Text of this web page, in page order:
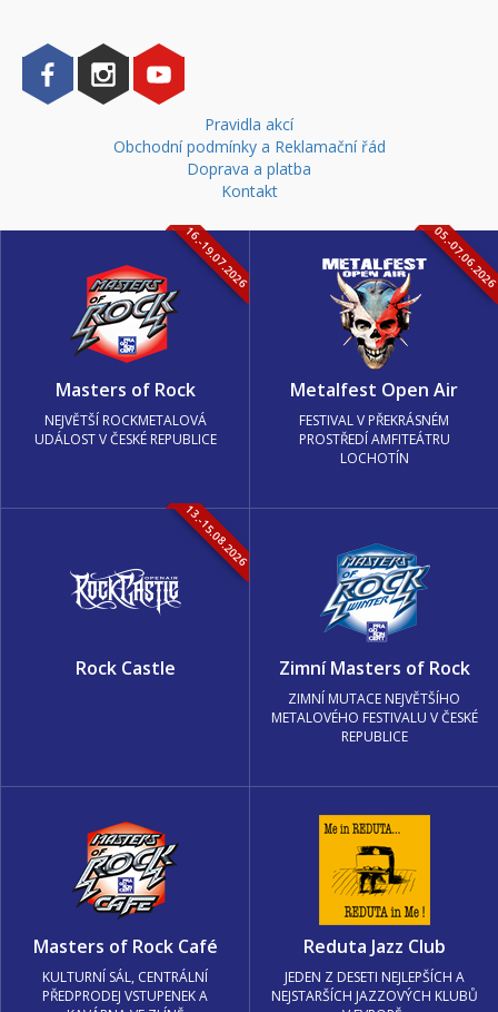
Pravidla akcí
Obchodní podmínky a Reklamační řád
Doprava a platba
Kontakt
16.-19.07.2026
Masters of Rock
NEJVĚTŠÍ ROCKMETALOVÁ
UDÁLOST V ČESKÉ REPUBLICE
05.-
Metalfest Open Air
FESTIVAL V PŘEKRÁSNÉM
PROSTŘEDÍ AMFITEÁTRU
LOCHOTÍN
13.-15.08.2026
Rock Castle Zimní Masters of Rock
ZIMNÍ MUTACE NEJVĚTŠÍHO
METALOVÉHO FESTIVALU V ČESKÉ
REPUBLICE
Masters of Rock Café
KULTURNÍ SÁL, CENTRÁLNÍ
PŘEDPRODEJ VSTUPENEK A
Reduta Jazz Club
JEDEN Z DESETI NEJLEPŠÍCH A
NEJSTARŠÍCH JAZZOVÝCH KLUBŮ